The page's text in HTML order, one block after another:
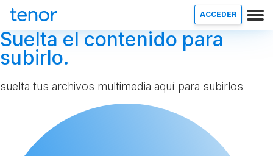
ACCEDER
Suelta el contenido para
subirlo.
suelta tus archivos multimedia aquí para subirlos